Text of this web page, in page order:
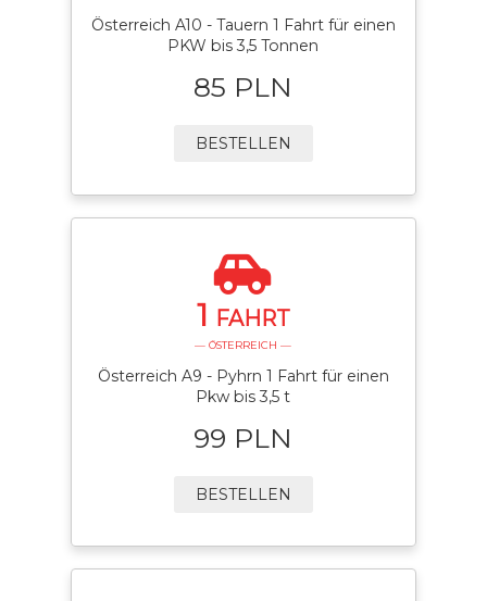
Österreich A10 - Tauern 1 Fahrt für einen
PKW bis 3,5 Tonnen
85 PLN
BESTELLEN
1 FAHRT
— ÖSTERREICH —
Österreich A9 - Pyhrn 1 Fahrt für einen
Pkw bis 3,5 t
99 PLN
BESTELLEN